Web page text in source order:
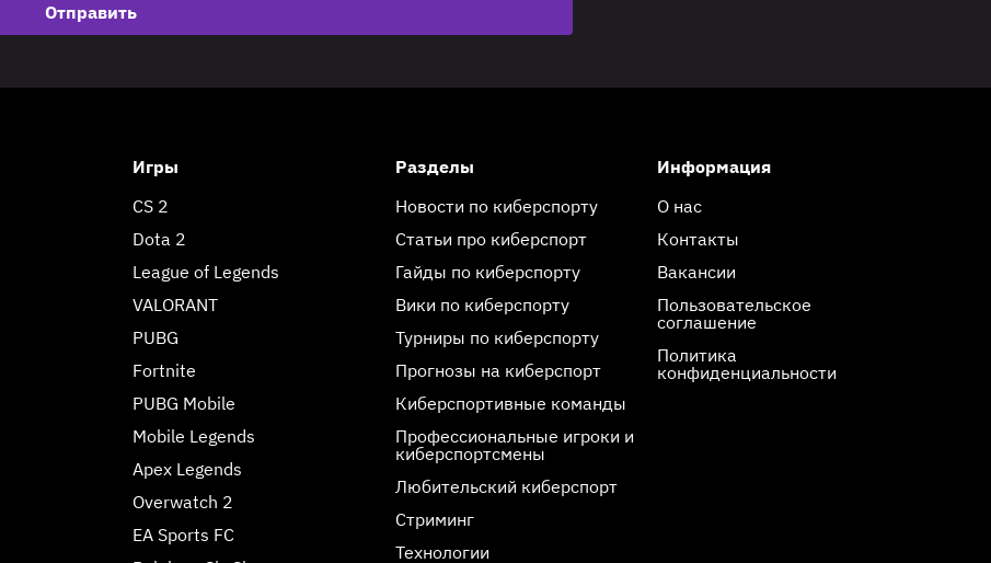
Отправить
Игры
CS 2
Dota 2
League of Legends
VALORANT
PUBG
Fortnite
PUBG Mobile
Mobile Legends
Apex Legends
Overwatch 2
EA Sports FC
Разделы
Новости по киберспорту
Статьи про киберспорт
Гайды по киберспорту
Вики по киберспорту
Турниры по киберспорту
Прогнозы на киберспорт
Киберспортивные команды
Профессиональные игроки и
киберспортсмены
Любительский киберспорт
Стриминг
Технологии
Информация
О нас
Контакты
Вакансии
Пользовательское
соглашение
Политика
конфиденциальности